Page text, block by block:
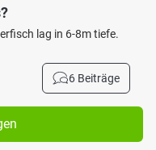
lag in 6-8m tiefe.
6 Beiträge